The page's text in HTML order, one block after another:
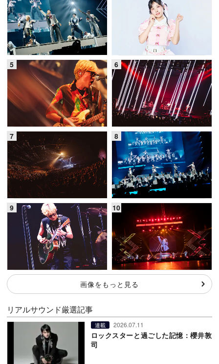
画像をもっと見る
リアルサウンド厳選記事
連載 2026.07.11
ロックスターと過ごした記憶：櫻井敦
司